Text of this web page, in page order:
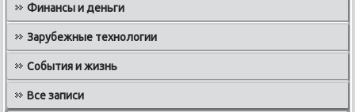
Финансы и деньги
Зарубежные технологии
События и жизнь
Все записи